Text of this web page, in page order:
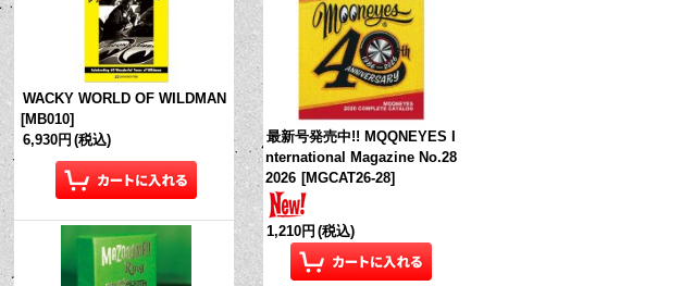
WACKY WORLD OF WILDMAN
[MB010]
6,930円 (税込)
最新号発売中!! MQQNEYES I
nternational Magazine No.28
2026 [MGCAT26-28]
1,210円 (税込)